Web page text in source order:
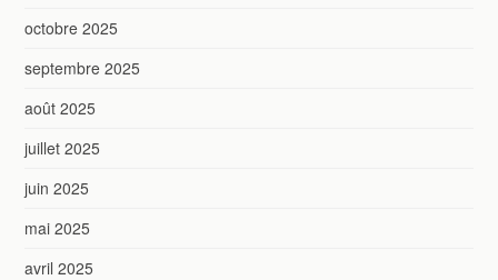
octobre 2025
septembre 2025
août 2025
juillet 2025
juin 2025
mai 2025
avril 2025